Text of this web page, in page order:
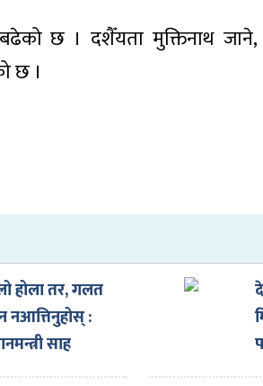
छ । दशैँयता मुक्तिनाथ जाने,
छ ।
होला तर, गलत
नआत्तिनुहोस् :
साह